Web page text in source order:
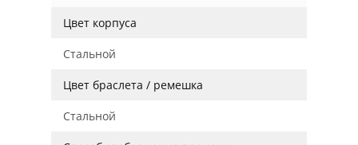
Цвет корпуса
Стальной
Цвет браслета / ремешка
Стальной